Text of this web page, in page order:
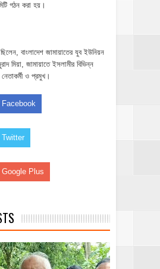
গঠন করা হয়।
বাংলাদেশ জামায়াতের যুব ইউনিয়ন
মিয়া, জামায়াতে ইসলামীর বিভিন্ন
ও প্রমুখ।
Plus